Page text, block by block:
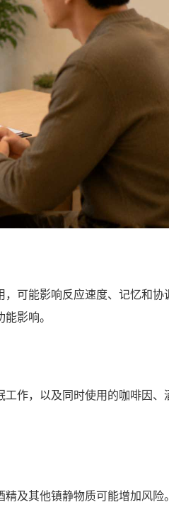
可能影响反应速度、记忆和协
影响。
作，以及同时使用的咖啡因、
及其他镇静物质可能增加风险